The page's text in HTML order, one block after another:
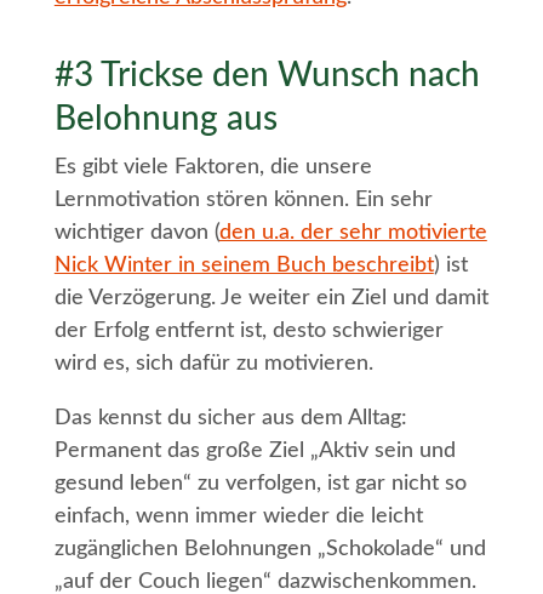
#3 Trickse den Wunsch nach
Belohnung aus
Es gibt viele Faktoren, die unsere
Lernmotivation stören können. Ein sehr
wichtiger davon (den u.a. der sehr motivierte
Nick Winter in seinem Buch beschreibt) ist
die Verzögerung. Je weiter ein Ziel und damit
der Erfolg entfernt ist, desto schwieriger
wird es, sich dafür zu motivieren.
Das kennst du sicher aus dem Alltag:
Permanent das große Ziel „Aktiv sein und
gesund leben“ zu verfolgen, ist gar nicht so
einfach, wenn immer wieder die leicht
zugänglichen Belohnungen „Schokolade“ und
„auf der Couch liegen“ dazwischenkommen.